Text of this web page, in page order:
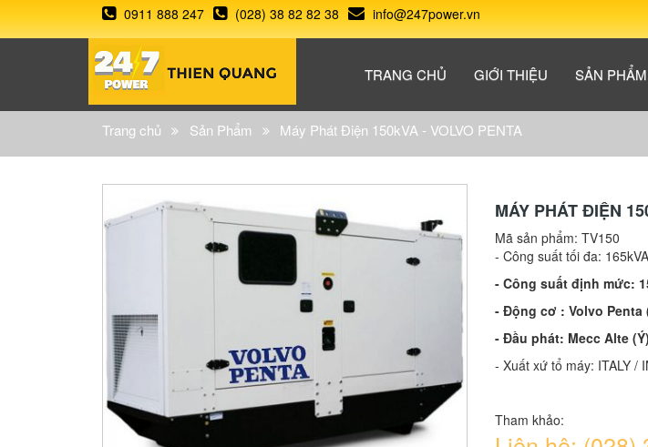
0911 888 247 (028) 38 82 82 38 info@247power.vn
TRANG CHỦ GIỚI THIỆU SẢN PHẨM
Trang chủ Sản Phẩm Máy Phát Điện 150kVA - VOLVO PENTA
MÁY PHÁT ĐIỆN
Mã sản phẩm:TV150
- Công suất tối đa:
- Công suất định mức:
- Động cơ : Volvo Penta
- Đầu phát: Mecc Alte (Ý)
- Xuất xứ tổ máy: ITALY /
Tham khảo: